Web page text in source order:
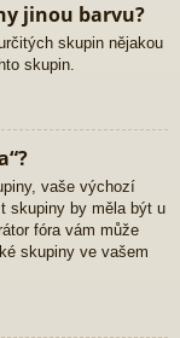
jinou barvu?
skupin nějakou
skupin.
vaše výchozí
skupiny by měla být u
fóra vám může
skupiny ve vašem